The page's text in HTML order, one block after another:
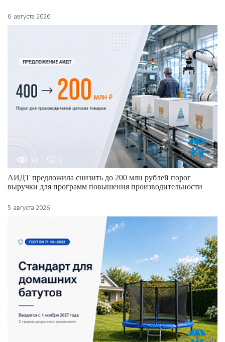
6 августа 2026
92 0
АИДТ предложила снизить до 200 млн рублей порог
выручки для программ повышения производительности
5 августа 2026